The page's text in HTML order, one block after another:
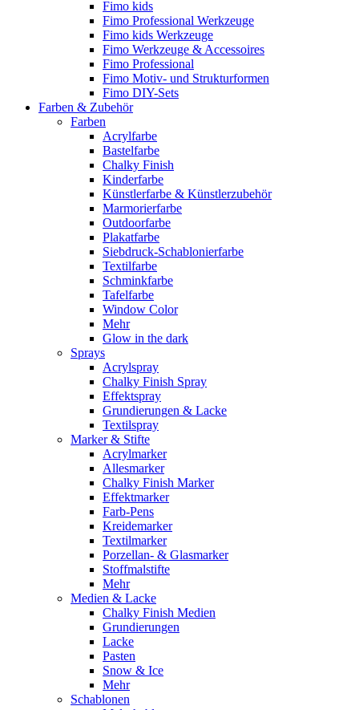
Fimo kids
Fimo Professional Werkzeuge
Fimo kids Werkzeuge
Fimo Werkzeuge & Accessoires
Fimo Professional
Fimo Motiv- und Strukturformen
Fimo DIY-Sets
Farben & Zubehör
Farben
Acrylfarbe
Bastelfarbe
Chalky Finish
Kinderfarbe
Künstlerfarbe & Künstlerzubehör
Marmorierfarbe
Outdoorfarbe
Plakatfarbe
Siebdruck-Schablonierfarbe
Textilfarbe
Schminkfarbe
Tafelfarbe
Window Color
Mehr
Glow in the dark
Sprays
Acrylspray
Chalky Finish Spray
Effektspray
Grundierungen & Lacke
Textilspray
Marker & Stifte
Acrylmarker
Allesmarker
Chalky Finish Marker
Effektmarker
Farb-Pens
Kreidemarker
Textilmarker
Porzellan- & Glasmarker
Stoffmalstifte
Mehr
Medien & Lacke
Chalky Finish Medien
Grundierungen
Lacke
Pasten
Snow & Ice
Mehr
Schablonen